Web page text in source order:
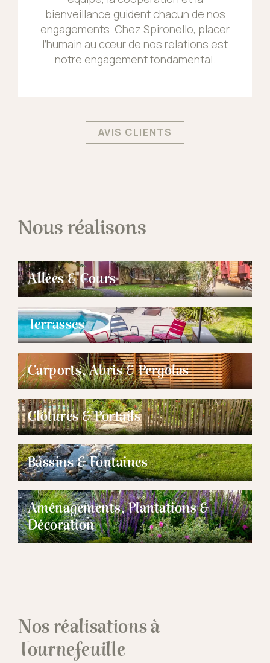
bienveillance guident chacun de nos
engagements. Chez Spironello, placer
l’humain au cœur de nos relations est
notre engagement fondamental.
AVIS CLIENTS
Nous réalisons
Allées & Cours
Terrasses
Carports, Abris & Pergolas
Clôtures & Portails
Bassins & Fontaines
Aménagements, Plantations &
Décoration
Nos réalisations à
Tournefeuille